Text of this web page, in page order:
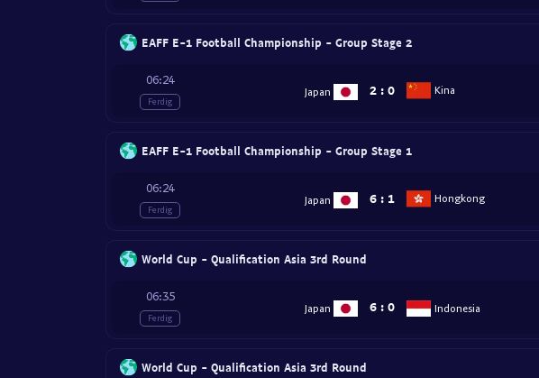
EAFF E-1 Football Championship - Group Stage 2
06:24
Ferdig
Japan 2 : 0 Kina
EAFF E-1 Football Championship - Group Stage 1
06:24
Ferdig
Japan 6 : 1 Hongkong
World Cup - Qualification Asia 3rd Round
06:35
Ferdig
Japan 6 : 0 Indonesia
World Cup - Qualification Asia 3rd Round